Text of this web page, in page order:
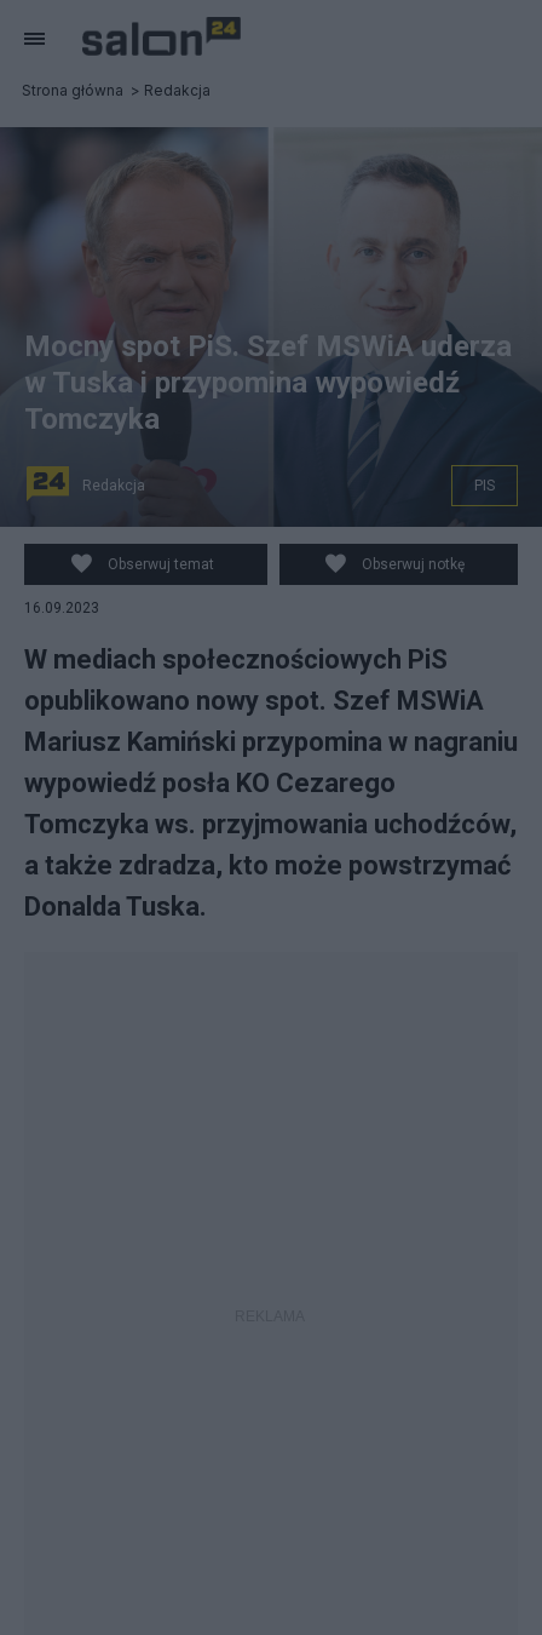
Strona główna Redakcja
Fot. PAP/Piotr Polak, commons.wikimedia.org
Mocny spot PiS. Szef MSWiA uderza
w Tuska i przypomina wypowiedź
Tomczyka
Redakcja PIS
Obserwuj temat Obserwuj notkę
16.09.2023
W mediach społecznościowych PiS
opublikowano nowy spot. Szef MSWiA
Mariusz Kamiński przypomina w nagraniu
wypowiedź posła KO Cezarego
Tomczyka ws. przyjmowania uchodźców,
a także zdradza, kto może powstrzymać
Donalda Tuska.